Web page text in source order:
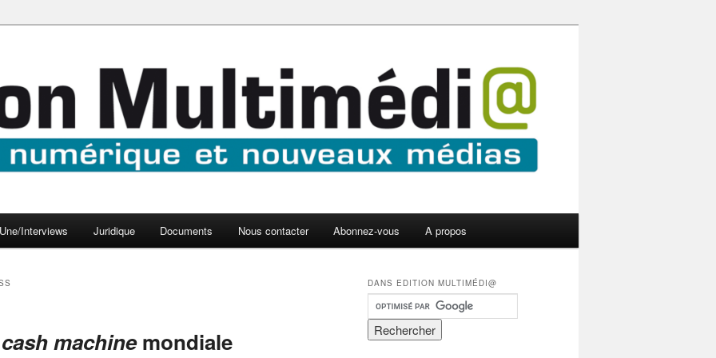
Une/Interviews Juridique Documents Nous contacter Abonnez-vous A propos
cash machinemondiale
DANS EDITION MULTIMÉDI@